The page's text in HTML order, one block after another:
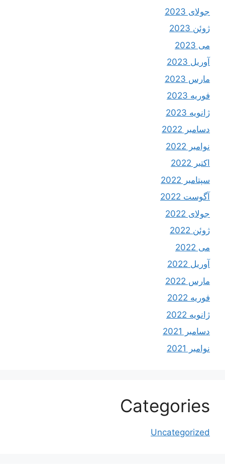
جولای 2023
ژوئن 2023
می 2023
آوریل 2023
مارس 2023
فوریه 2023
ژانویه 2023
دسامبر 2022
نوامبر 2022
اکتبر 2022
سپتامبر 2022
آگوست 2022
جولای 2022
ژوئن 2022
می 2022
آوریل 2022
مارس 2022
فوریه 2022
ژانویه 2022
دسامبر 2021
نوامبر 2021
Categories
Uncategorized